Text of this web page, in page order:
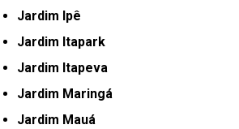
Jardim Ipê
Jardim Itapark
Jardim Itapeva
Jardim Maringá
Jardim Mauá